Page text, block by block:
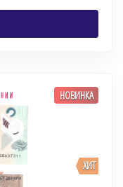
ХИТ
НОВИНКА